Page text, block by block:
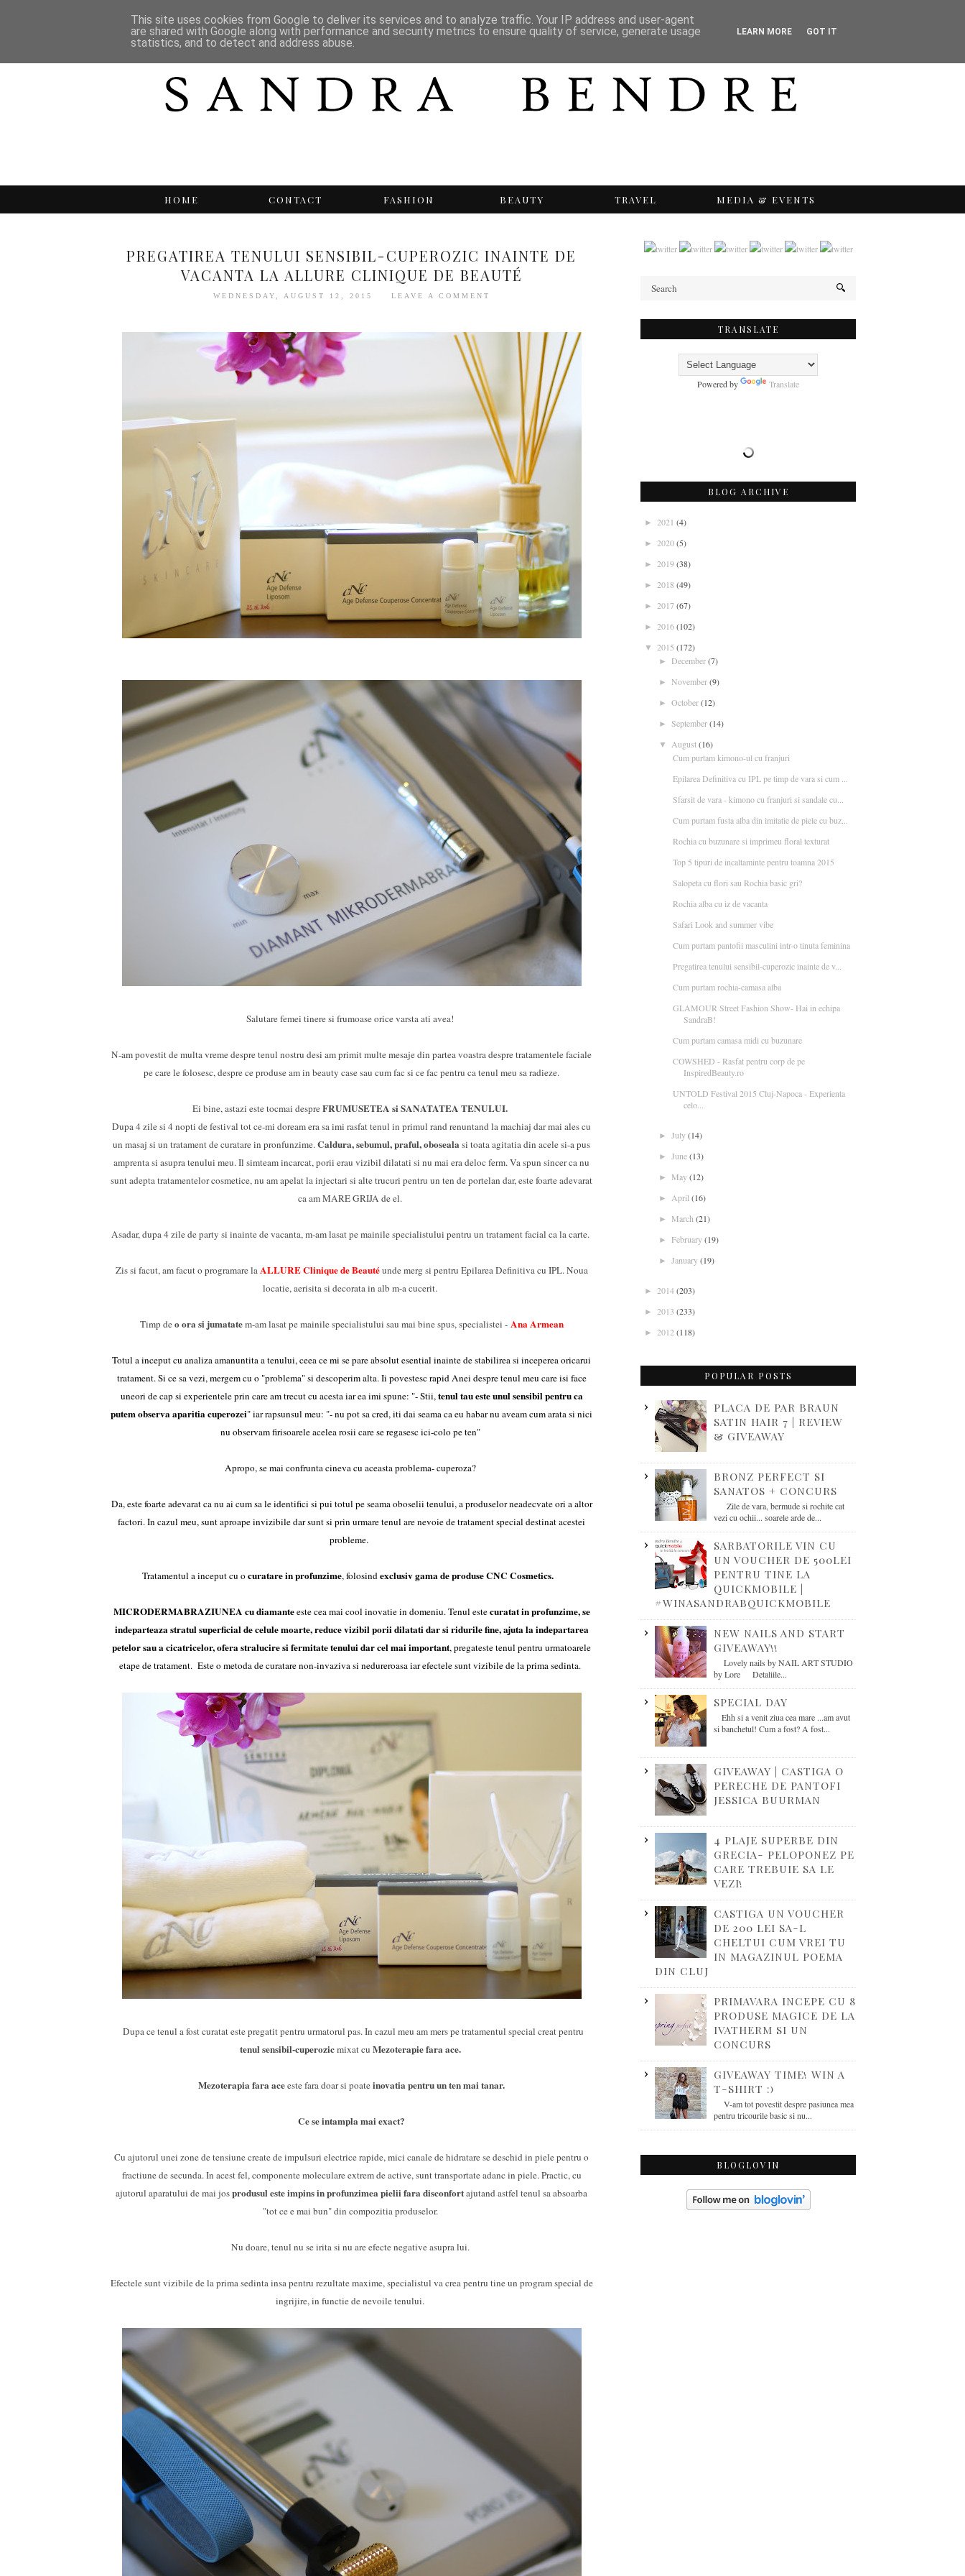
HOME CONTACT FASHION BEAUTY TRAVEL MEDIA & EVENTS
PREGATIREA TENULUI SENSIBIL-CUPEROZIC INAINTE DE
VACANTA LA ALLURE CLINIQUE DE BEAUTÉ
WEDNESDAY, AUGUST 12, 2015 LEAVE A COMMENT
Salutare femei tinere si frumoase orice varsta ati avea!
N-am povestit de multa vreme despre tenul nostru desi am primit multe mesaje din partea voastra despre tratamentele faciale
pe care le folosesc, despre ce produse am in beauty case sau cum fac si ce fac pentru ca tenul meu sa radieze.
Ei bine, astazi este tocmai despreFRUMUSETEA si SANATATEA TENULUI.
Dupa 4 zile si 4 nopti de festival tot ce-mi doream era sa imi rasfat tenul in primul rand renuntand la machiaj dar mai ales cu
un masaj si un tratament de curatare in pronfunzime.Caldura, sebumul, praful, obosealasi toata agitatia din acele si-a pus
amprenta si asupra tenului meu. Il simteam incarcat, porii erau vizibil dilatati si nu mai era deloc ferm. Va spun sincer ca nu
sunt adepta tratamentelor cosmetice, nu am apelat la injectari si alte trucuri pentru un ten de portelan dar, este foarte adevarat
ca am MARE GRIJA de el.
Asadar, dupa 4 zile de party si inainte de vacanta, m-am lasat pe mainile specialistului pentru un tratament facial ca la carte.
Zis si facut, am facut o programare laALLURE Clinique de Beautéunde merg si pentru Epilarea Definitiva cu IPL. Noua
locatie, aerisita si decorata in alb m-a cucerit.
Timp deo ora si jumatatem-am lasat pe mainile specialistului sau mai bine spus, specialistei - AnaArmean
Totul a inceput cu analiza amanuntita a tenului, ceea ce mi se pare absolut esential inainte de stabilirea si inceperea oricarui
tratament. Si ce sa vezi, mergem cu o "problema" si descoperim alta. Ii povestesc rapid Anei despre tenul meu care isi face
uneori de cap si experientele prin care am trecut cu acesta iar ea imi spune: "- Stii,tenul tau este unul sensibil pentru ca
putem observa aparitia cuperozei" iar rapsunsul meu: "- nu pot sa cred, iti dai seama ca eu habar nu aveam cum arata si nici
nu observam firisoarele acelea rosii care se regasesc ici-colo pe ten"
Apropo, se mai confrunta cineva cu aceasta problema- cuperoza?
Da, este foarte adevarat ca nu ai cum sa le identifici si pui totul pe seama oboselii tenului, a produselor neadecvate ori a altor
factori. In cazul meu, sunt aproape invizibile dar sunt si prin urmare tenul are nevoie de tratament special destinat acestei
probleme.
Tratamentul a inceput cu ocuratare in profunzime, folosindexclusiv gama de produse CNC Cosmetics.
MICRODERMABRAZIUNEA cu diamanteeste cea mai cool inovatie in domeniu. Tenul estecuratat in profunzime, se
indeparteaza stratul superficial de celule moarte, reduce vizibil porii dilatati dar si ridurile fine, ajuta la indepartarea
petelor sau a cicatricelor, ofera stralucire si fermitate tenului dar cel mai important, pregateste tenul pentru urmatoarele
etape de tratament. Este o metoda de curatare non-invaziva si nedureroasa iar efectele sunt vizibile de la prima sedinta.
Dupa ce tenul a fost curatat este pregatit pentru urmatorul pas. In cazul meu am mers pe tratamentul special creat pentru
tenul sensibil-cuperozicmixat cu Mezoterapie fara ace.
Mezoterapia fara aceeste fara doar si poateinovatia pentru un ten mai tanar.
Ce se intampla mai exact?
Cu ajutorul unei zone de tensiune create de impulsuri electrice rapide, mici canale de hidratare se deschid in piele pentru o
fractiune de secunda. In acest fel, componente moleculare extrem de active, sunt transportate adanc in piele. Practic, cu
ajutorul aparatului de mai josprodusul este impins in profunzimea pielii fara disconfortajutand astfel tenul sa absoarba
"tot ce e mai bun" din compozitia produselor.
Nu doare, tenul nu se irita si nu are efecte negative asupra lui.
Efectele sunt vizibile de la prima sedinta insa pentru rezultate maxime, specialistul va crea pentru tine un program special de
ingrijire, in functie de nevoile tenului.
TRANSLATE
Powered by Translate
BLOG ARCHIVE
► 2021 (4)
► 2020(5)
► 2019(38)
► 2018 (49)
► 2017 (67)
► 2016(102)
▼ 2015 (172)
► December(7)
► November(9)
► October(12)
► September(14)
▼ August(16)
Cum purtam kimono-ul cu franjuri
Epilarea Definitiva cu IPL pe timp de vara si cum ...
Sfarsit de vara - kimono cu franjuri si sandale cu...
Cum purtam fusta alba din imitatie de piele cu buz...
Rochia cu buzunare si imprimeu floral texturat
Top 5 tipuri de incaltaminte pentru toamna 2015
Salopeta cu flori sau Rochia basic gri?
Rochia alba cu iz de vacanta
Safari Look and summer vibe
Cum purtam pantofii masculini intr-o tinuta feminina
Pregatirea tenului sensibil-cuperozic inainte de v...
Cum purtam rochia-camasa alba
GLAMOUR Street Fashion Show- Hai in echipa
SandraB!
Cum purtam camasa midi cu buzunare
COWSHED - Rasfat pentru corp de pe
InspiredBeauty.ro
UNTOLD Festival 2015 Cluj-Napoca - Experienta
celo...
► July(14)
► June(13)
► May(12)
► April (16)
► March (21)
► February(19)
► January(19)
► 2014(203)
► 2013 (233)
► 2012 (118)
POPULAR POSTS
PLACA DE PAR BRAUN
SATIN HAIR 7 | REVIEW
& GIVEAWAY
BRONZ PERFECT SI
SANATOS + CONCURS
Zile de vara, bermude si rochite cat
vezi cu ochii... soarele arde de...
SARBATORILE VIN CU
UN VOUCHER DE 500LEI
PENTRU TINE LA
QUICKMOBILE |
#WINASANDRABQUICKMOBILE
NEW NAILS AND START
GIVEAWAY!!
Lovely nails by NAIL ART STUDIO
by Lore Detaliile...
SPECIAL DAY
Ehh si a venit ziua cea mare ...am avut
si banchetul! Cum a fost? A fost...
GIVEAWAY | CASTIGA O
PERECHE DE PANTOFI
JESSICA BUURMAN
4 PLAJE SUPERBE DIN
GRECIA- PELOPONEZ PE
CARE TREBUIE SA LE
VEZI!
CASTIGA UN VOUCHER
DE 200 LEI SA-L
CHELTUI CUM VREI TU
IN MAGAZINUL POEMA
DIN CLUJ
PRIMAVARA INCEPE CU 8
PRODUSE MAGICE DE LA
IVATHERM SI UN
CONCURS
GIVEAWAY TIME! WIN A
T-SHIRT :)
V-am tot povestit despre pasiunea mea
pentru tricourile basic si nu...
BLOGLOVIN
This site uses cookies from Google to deliver its services and to analyze traffic. Your IP address and user-agent
are shared with Google along with performance and security metrics to ensure quality of service, generate usage
statistics, and to detect and address abuse.
LEARN MORE GOT IT